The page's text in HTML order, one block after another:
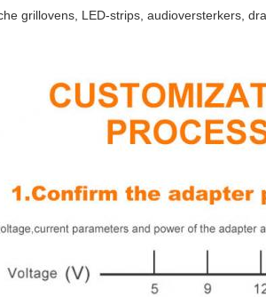
grillovens, LED-strips, audioversterkers,